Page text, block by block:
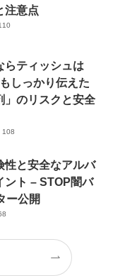
注意点
らティッシュは
しっかり伝えた
」のリスクと安全
108
性と安全なアルバ
ント – STOP闇バ
ー公開